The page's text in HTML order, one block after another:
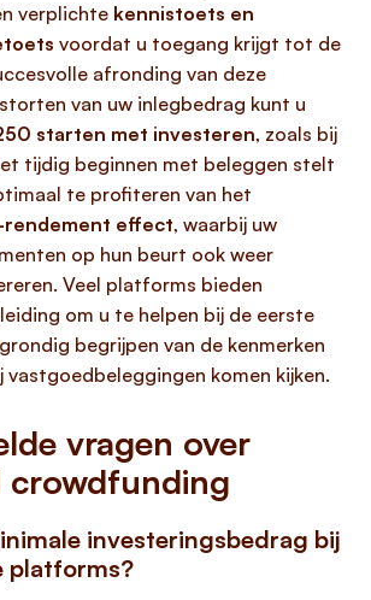
verplichte kennistoets en
voordat u toegang krijgt tot de
afronding van deze
van uw inlegbedrag kunt u
starten met investeren, zoals bij
tijdig beginnen met beleggen stelt
te profiteren van het
effect, waarbij uw
op hun beurt ook weer
Veel platforms bieden
om u te helpen bij de eerste
begrijpen van de kenmerken
vastgoedbeleggingen komen kijken.
vragen over
crowdfunding
investeringsbedrag bij
platforms?